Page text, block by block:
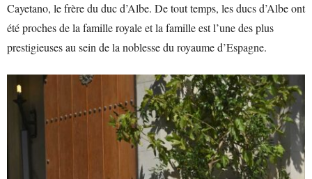
Cayetano, le frère du duc d’Albe. De tout temps, les ducs d’Albe ont
été proches de la famille royale et la famille est l’une des plus
prestigieuses au sein de la noblesse du royaume d’Espagne.